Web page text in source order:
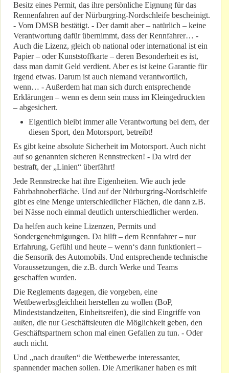
Besitz eines Permit, das ihre persönliche Eignung für das
Rennenfahren auf der Nürburgring-Nordschleife bescheinigt.
- Vom DMSB bestätigt. - Der damit aber – natürlich – keine
Verantwortung dafür übernimmt, dass der Rennfahrer… -
Auch die Lizenz, gleich ob national oder international ist ein
Papier – oder Kunststoffkarte – deren Besonderheit es ist,
dass man damit Geld verdient. Aber es ist keine Garantie für
irgend etwas. Darum ist auch niemand verantwortlich,
wenn… - Außerdem hat man sich durch entsprechende
Erklärungen – wenn es denn sein muss im Kleingedruckten
– abgesichert.
Eigentlich bleibt immer alle Verantwortung bei dem, der
diesen Sport, den Motorsport, betreibt!
Es gibt keine absolute Sicherheit im Motorsport. Auch nicht
auf so genannten sicheren Rennstrecken! - Da wird der
bestraft, der „Linien“ überfährt!
Jede Rennstrecke hat ihre Eigenheiten. Wie auch jede
Fahrbahnoberfläche. Und auf der Nürburgring-Nordschleife
gibt es eine Menge unterschiedlicher Flächen, die dann z.B.
bei Nässe noch einmal deutlich unterschiedlicher werden.
Da helfen auch keine Lizenzen, Permits und
Sondergenehmigungen. Da hilft – dem Rennfahrer – nur
Erfahrung, Gefühl und heute – wenn‘s dann funktioniert –
die Sensorik des Automobils. Und entsprechende technische
Voraussetzungen, die z.B. durch Werke und Teams
geschaffen wurden.
Die Reglements dagegen, die vorgeben, eine
Wettbewerbsgleichheit herstellen zu wollen (BoP,
Mindeststandzeiten, Einheitsreifen), die sind Eingriffe von
außen, die nur Geschäftsleuten die Möglichkeit geben, den
Geschäftspartnern schon mal einen Gefallen zu tun. - Oder
auch nicht.
Und „nach draußen“ die Wettbewerbe interessanter,
spannender machen sollen. Die Amerikaner haben es mit